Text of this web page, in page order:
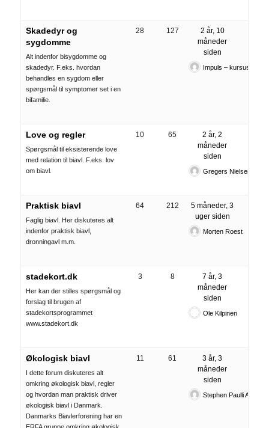
Skadedyr og
sygdomme
Alt indenfor bisygdomme og
skadedyr. F.eks. hvordan
behandles en sygdom eller
spørgsmål til symptomer set i en
bifamilie.
28 127
2 år, 10
måneder
siden
Impuls –
Love og regler
Spørgsmål til eksisterende love
med relation til biavl. F.eks. lov
om biavl.
10 65
2 år, 2
måneder
siden
Gregers Nielsen
Praktisk biavl
Faglig biavl. Her diskuteres alt
indenfor praktisk biavl,
dronningavl m.m.
64 212
5 måneder, 3
uger siden
Morten Roest
stadekort.dk
Her kan der stilles spørgsmål og
forslag til brugen af
stadekortsprogrammet
www.stadekort.dk
3 8
7 år, 3
måneder
siden
Ole Kilpinen
Økologisk biavl
I dette forum diskuteres alt
omkring økologisk biavl, regler
og hvordan man praktisk driver
økologisk biavl i Danmark.
Danmarks Biavlerforening har en
11 61
3 år, 3
måneder
siden
Stephen Paulli